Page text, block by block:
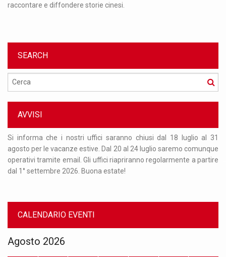
raccontare e diffondere storie cinesi.
SEARCH
Cerca
AVVISI
saranno chiusi dal 18 luglio al 31
Dal 20 al 24 luglio saremo comunque
riapriranno regolarmente a partire
estate!
Orario di apertura uffici: dal
recarsi presso gli uffici è
mandando una mail a
numero 02/50321675.
CALENDARIO EVENTI
Agosto 2026